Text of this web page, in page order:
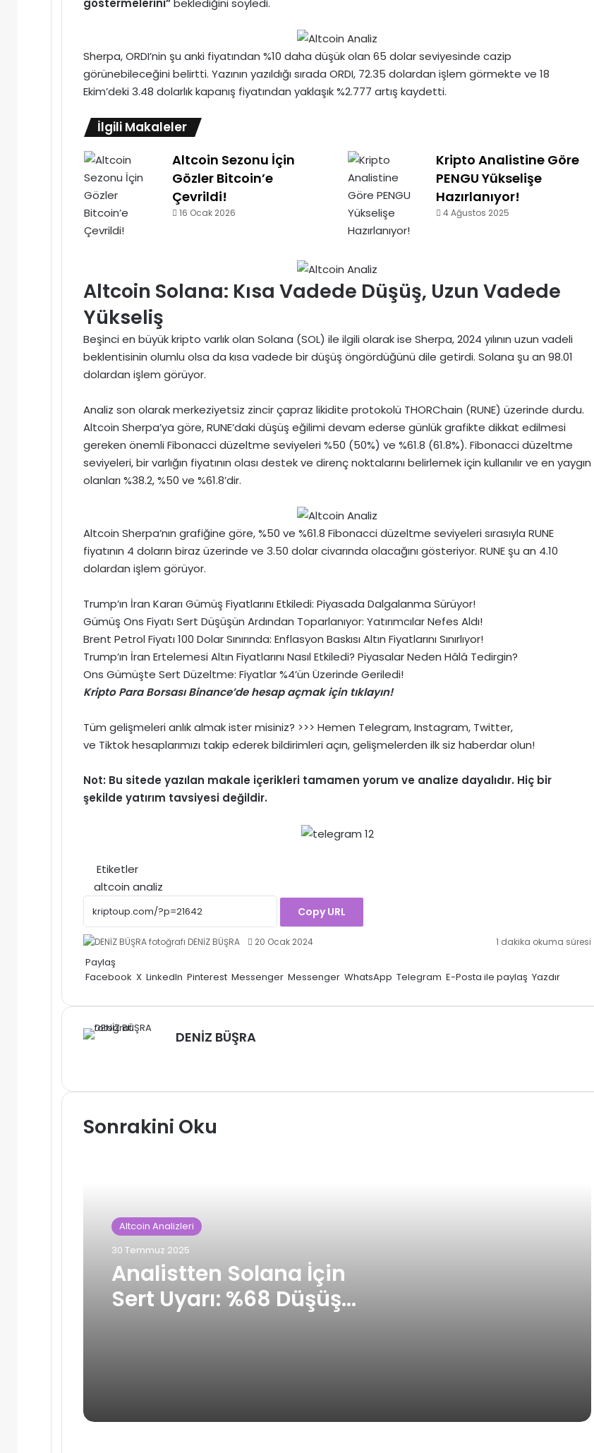
göstermelerini”beklediğini söyledi.
Sherpa, ORDI’nin şu anki fiyatından %10 daha düşük olan 65 dolar seviyesinde cazip
görünebileceğini belirtti. Yazının yazıldığı sırada ORDI, 72.35 dolardan işlem görmekte ve 18
Ekim’deki 3.48 dolarlık kapanış fiyatından yaklaşık %2.777 artış kaydetti.
İlgili Makaleler
Altcoin Sezonu İçin
Gözler Bitcoin’e
Çevrildi!
16 Ocak 2026
Kripto Analistine Göre
PENGU Yükselişe
Hazırlanıyor!
4 Ağustos 2025
Altcoin Solana: Kısa Vadede Düşüş, Uzun Vadede
Yükseliş
Beşinci en büyük kripto varlık olan Solana (SOL) ile ilgili olarak ise Sherpa, 2024 yılının uzun vadeli
beklentisinin olumlu olsa da kısa vadede bir düşüş öngördüğünü dile getirdi. Solana şu an 98.01
dolardan işlem görüyor.
Analiz son olarak merkeziyetsiz zincir çapraz likidite protokolü THORChain (RUNE) üzerinde durdu.
Altcoin Sherpa’ya göre, RUNE’daki düşüş eğilimi devam ederse günlük grafikte dikkat edilmesi
gereken önemli Fibonacci düzeltme seviyeleri %50 (50%) ve %61.8 (61.8%). Fibonacci düzeltme
seviyeleri, bir varlığın fiyatının olası destek ve direnç noktalarını belirlemek için kullanılır ve en yaygın
olanları %38.2, %50 ve %61.8’dir.
Altcoin Sherpa’nın grafiğine göre, %50 ve %61.8 Fibonaccidüzeltme seviyeleri sırasıyla RUNE
fiyatının 4 doların biraz üzerinde ve 3.50 dolar civarında olacağını gösteriyor. RUNE şu an 4.10
dolardan işlem görüyor.
Trump’ın İran Kararı Gümüş Fiyatlarını Etkiledi: Piyasada Dalgalanma Sürüyor!
Gümüş Ons Fiyatı Sert Düşüşün Ardından Toparlanıyor: Yatırımcılar Nefes Aldı!
Brent Petrol Fiyatı 100 Dolar Sınırında: Enflasyon Baskısı Altın Fiyatlarını Sınırlıyor!
Trump’ın İran Ertelemesi Altın Fiyatlarını Nasıl Etkiledi? Piyasalar Neden Hâlâ Tedirgin?
Ons Gümüşte Sert Düzeltme: Fiyatlar %4’ün Üzerinde Geriledi!
Kripto Para Borsası Binance’de hesap açmak için tıklayın!
Tüm gelişmeleri anlık almak ister misiniz? >>> Hemen Telegram,Instagram, Twitter,
ve Tiktokhesaplarımızı takip ederek bildirimleri açın, gelişmelerden ilk siz haberdar olun!
Not: Bu sitede yazılan makale içerikleri tamamen yorum ve analize dayalıdır. Hiç bir
şekilde yatırım tavsiyesi değildir.
Etiketler
altcoin analiz
Copy URL
DENİZ BÜŞRA
Bir
göndermek
20 Ocak 2024 1 dakika okuma süresi
Paylaş
Facebook X LinkedIn Pinterest Messenger Messenger WhatsApp Telegram E-Posta ile paylaş Yazdır
DENİZ BÜŞRA
Sonrakini Oku
Altcoin Analizleri
30 Temmuz 2025
Analistten Solana İçin
Sert Uyarı: %68 Düşüş
Analistten Solana İçin Sert Uyarı:
SUI Coin’de Büyük Sıçrama